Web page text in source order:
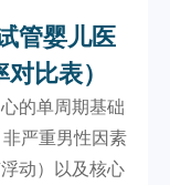
管婴儿医
比表）
的单周期基础
严重男性因素
动）以及核心